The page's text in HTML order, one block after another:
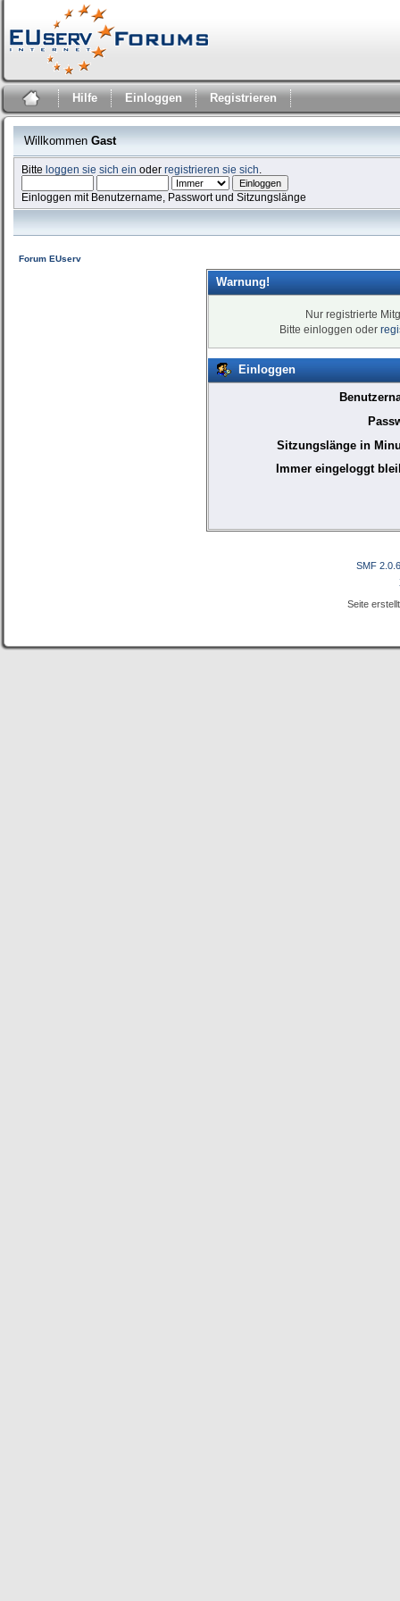
Hilfe Einloggen Registrieren
Willkommen Gast
Bitteloggen sie sich ein oderregistrieren sie sich
Einloggen mit Benutzername, Passwort und Sitzungslänge
Forum EUserv
Warnung!
Nur registrierte
Bitte einloggen oder
Einloggen
Sitzungslänge in
Immer eingeloggt
SMF 2.0.6
Seite